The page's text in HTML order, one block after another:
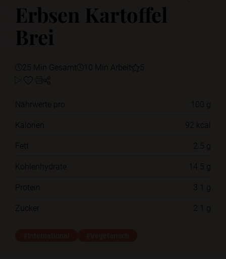
Erbsen Kartoffel
Brei
25 Min Gesamt 10 Min Arbeit 5
Nährwerte pro
100 g
Kalorien
92 kcal
Fett
2.5 g
Kohlenhydrate
14.5 g
Protein
3.1 g
Zucker
2.1 g